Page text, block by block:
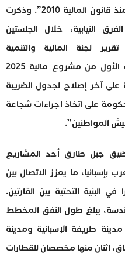
الدخل الذي لم يطرأ عليه أي تغيير منذ قانون المالية 2010”. وذكرت
النيابية، خلال الجلستين
لجنة المالية والتنمية
الاقتصادية والمناقشة العامة للجزء الأول من مشروع مالية 2025
عليه، بأنه “مرت 14 سنة على آخر إصلاح لجدول الضريبة
على اتخاذ إجراءات شجاعة
المواطنين”.
جبل طارق أحد المشاريع
ما يعزز الاتصال بين
البنية التحتية بين القارتين.
يبلغ طول النفق المخطط
بين مدينة طريفة الإسبانية ومدينة
اثنان منها مخصصان للقطارات